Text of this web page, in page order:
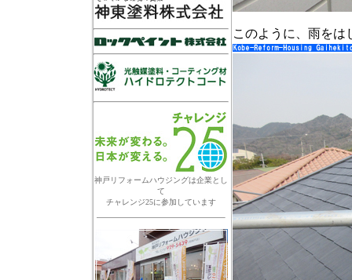
神戸リフォームハウジングは企業とし
て
チャレンジ25に参加しています
このように、雨をは